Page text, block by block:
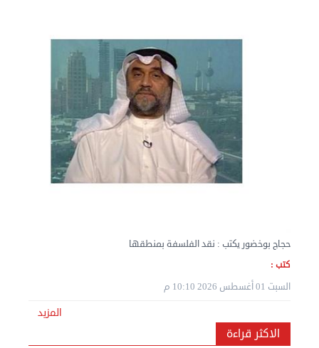
نقل عفش المنطقه العاشره 50636444 فك وتركيب ...
حجاج بوخضور يكتب : نقد الفلسفة بمنطقها
كتب :
السبت 01 أغسطس 2026 10:10 م
المزيد
الاكثر قراءة